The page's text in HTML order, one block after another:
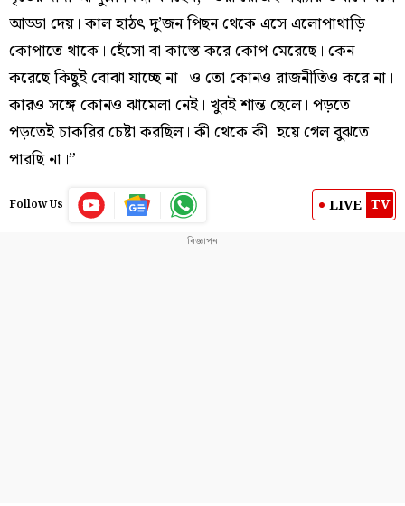
আড্ডা দেয়। কাল হাঠৎ দু’জন পিছন থেকে এসে এলোপাথাড়ি
কোপাতে থাকে। হেঁসো বা কাস্তে করে কোপ মেরেছে। কেন
করেছে কিছুই বোঝা যাচ্ছে না। ও তো কোনও রাজনীতিও করে না।
কারও সঙ্গে কোনও ঝামেলা নেই। খুবই শান্ত ছেলে। পড়তে
পড়তেই চাকরির চেষ্টা করছিল। কী থেকে কী হয়ে গেল বুঝতে
পারছি না।”
Follow Us LIVE TV